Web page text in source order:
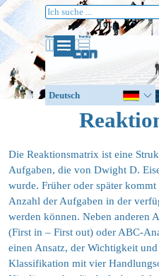
Direkt zum Seiteninhalt
Deutsch
Englisch
Die Reaktionsmatrix ist eine
Aufgaben, die von Dwight D.
wurde. Früher oder später
Anzahl der Aufgaben in der
werden können. Neben anderen
(First in – First out) oder ABC-
einen Ansatz, der Wichtigkeit
Klassifikation mit vier